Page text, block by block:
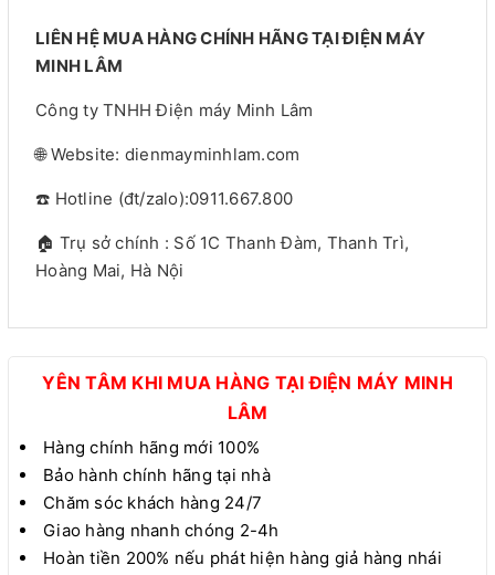
LIÊN HỆ MUA HÀNG CHÍNH HÃNG TẠI ĐIỆN MÁY
MINH LÂM
Công ty TNHH Điện máy Minh Lâm
🌐 Website: dienmayminhlam.com
☎️ Hotline (đt/zalo):0911.667.800
🏠 Trụ sở chính : Số 1C Thanh Đàm, Thanh Trì,
Hoàng Mai, Hà Nội
YÊN TÂM KHI MUA HÀNG TẠI ĐIỆN MÁY MINH
LÂM
Hàng chính hãng mới 100%
Bảo hành chính hãng tại nhà
Chăm sóc khách hàng 24/7
Giao hàng nhanh chóng 2-4h
Hoàn tiền 200% nếu phát hiện hàng giả hàng nhái